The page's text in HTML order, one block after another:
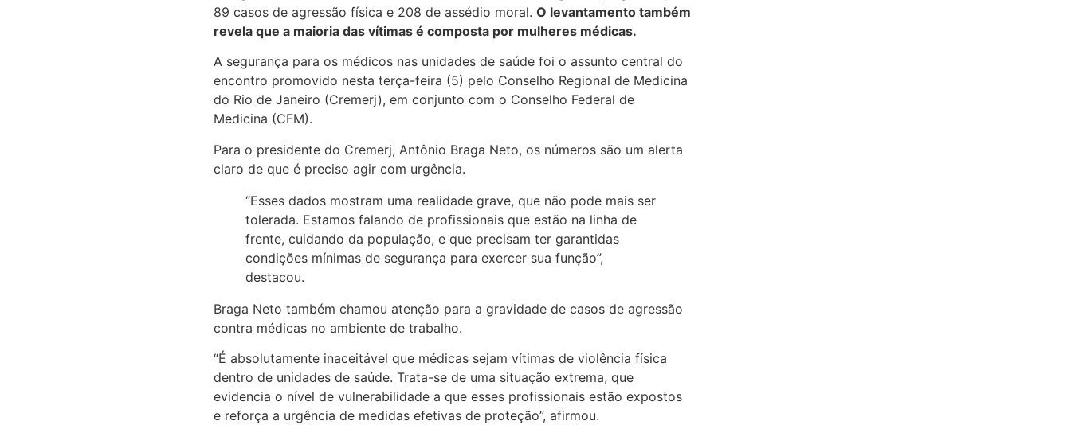
89 casos de agressão física e 208 de assédio moral. O levantamento também
revela que a maioria das vítimas é composta por mulheres médicas.
A segurança para os médicos nas unidades de saúde foi o assunto central do
encontro promovido nesta terça-feira (5) pelo Conselho Regional de Medicina
do Rio de Janeiro (Cremerj), em conjunto com o Conselho Federal de
Medicina (CFM).
Para o presidente do Cremerj, Antônio Braga Neto, os números são um alerta
claro de que é preciso agir com urgência.
“Esses dados mostram uma realidade grave, que não pode mais ser
tolerada. Estamos falando de profissionais que estão na linha de
frente, cuidando da população, e que precisam ter garantidas
condições mínimas de segurança para exercer sua função”,
destacou.
Braga Neto também chamou atenção para a gravidade de casos de agressão
contra médicas no ambiente de trabalho.
“É absolutamente inaceitável que médicas sejam vítimas de violência física
dentro de unidades de saúde. Trata-se de uma situação extrema, que
evidencia o nível de vulnerabilidade a que esses profissionais estão expostos
e reforça a urgência de medidas efetivas de proteção”, afirmou.